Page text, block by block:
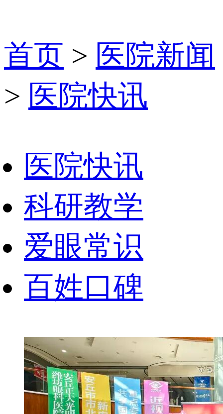
首页 > 医院新闻
> 医院快讯
医院快讯
科研教学
爱眼常识
百姓口碑